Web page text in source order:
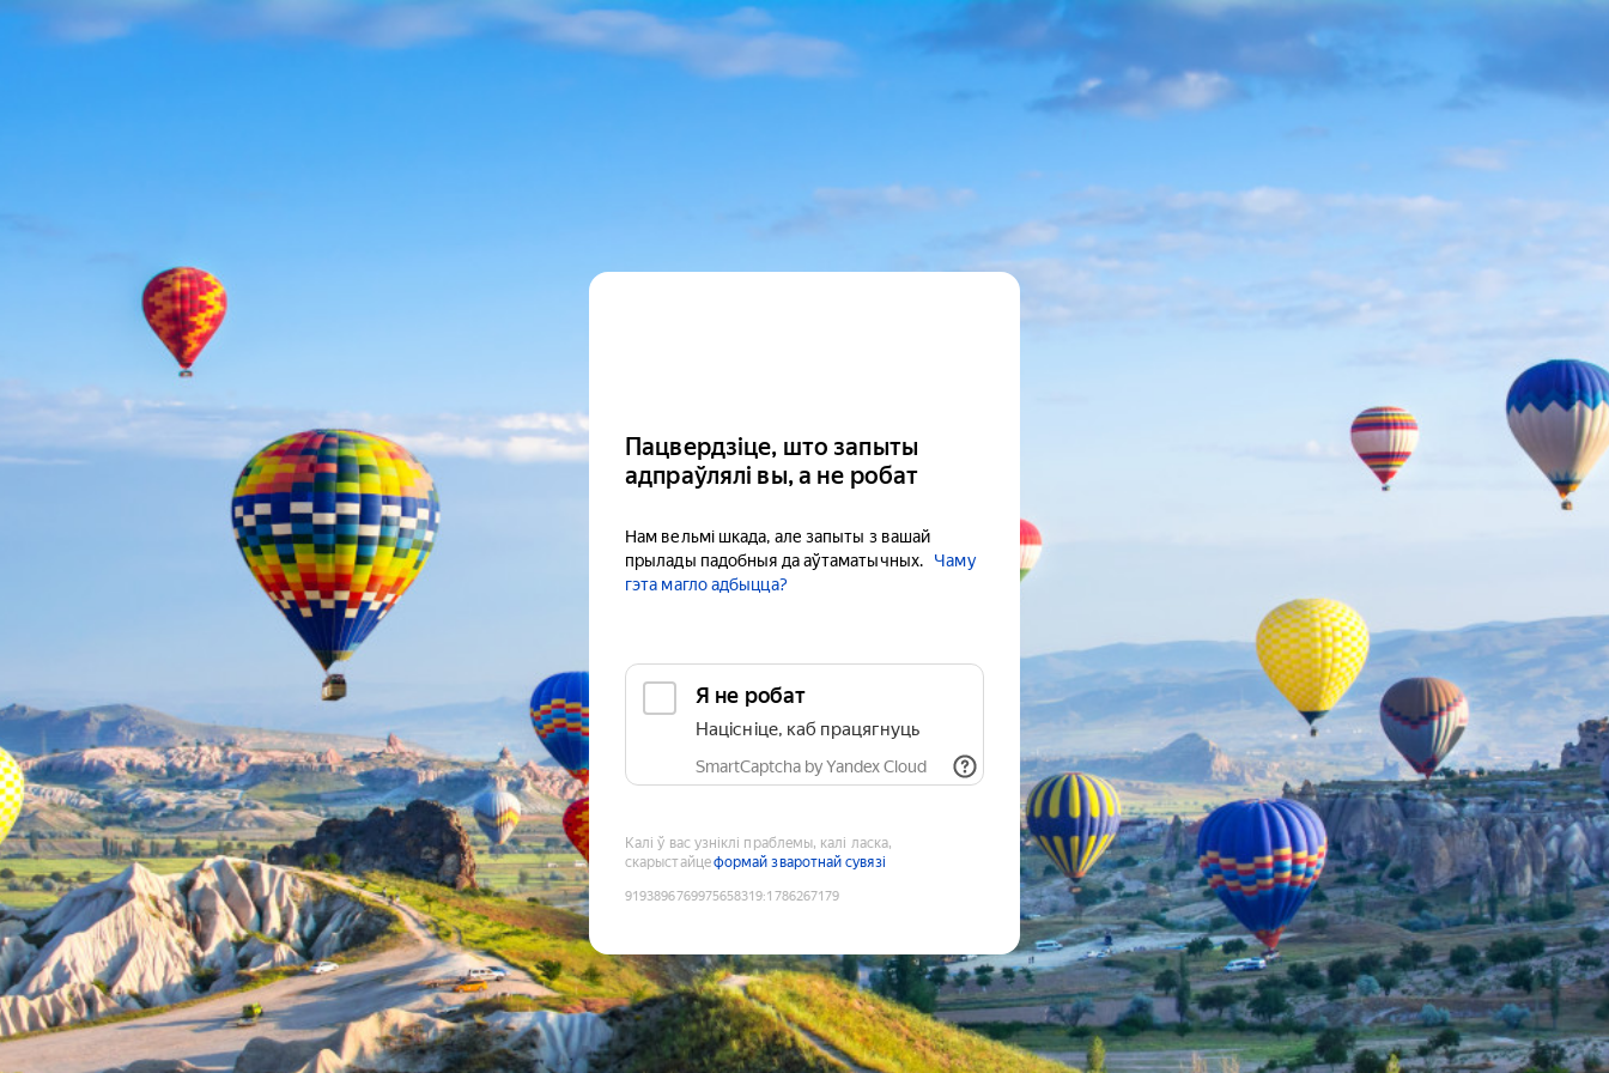
Пацвердзіце, што запыты
адпраўлялі вы, а не робат
Нам вельмі шкада, але запыты з вашай
прылады падобныя да аўтаматычных.
Чаму
гэта магло адбыцца?
Я не робат
Націсніце, каб працягнуць
SmartCaptcha by Yandex Cloud
Калі ў вас узніклі праблемы, калі ласка,
скарыстайцеформай зваротнай сувязі
9193896769975658319:1786267179